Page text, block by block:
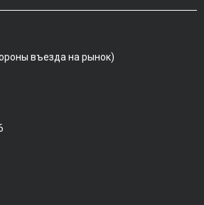
въезда на рынок)